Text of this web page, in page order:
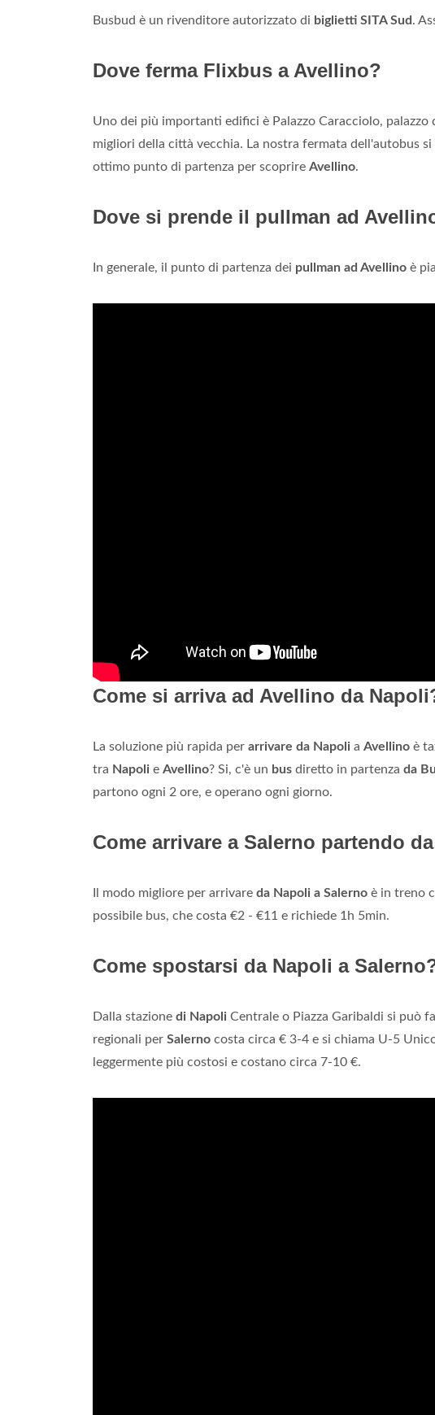
Busbud è un rivenditore autorizzato di biglietti SITA Sud .
Dove ferma Flixbus a Avellino?
Uno dei più importanti edifici è Palazzo Caracciolo,
migliori della città vecchia. La nostra fermata dell'autobus
ottimo punto di partenza per scoprire Avellino.
Dove si prende il pullman ad
In generale, il punto di partenza dei pullman ad Avellino è
Come si arriva ad Avellino da
La soluzione più rapida per arrivare da Napoli a Avellino è
tra Napoli e Avellino? Si, c'è un bus diretto in partenza da
partono ogni 2 ore, e operano ogni giorno.
Come arrivare a Salerno partendo
Il modo migliore per arrivare da Napoli a Salerno è in treno
possibile bus, che costa €2 - €11 e richiede 1h 5min.
Come spostarsi da Napoli a
Dalla stazione di Napoli Centrale o Piazza Garibaldi si può
regionali per Salerno costa circa € 3-4 e si chiama U-5
leggermente più costosi e costano circa 7-10 €.